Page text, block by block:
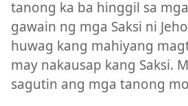
tanong ka ba hinggil sa
gawain ng mga Saksi ni
huwag kang mahiyang
may nakausap kang Saksi.
sagutin ang mga tanong